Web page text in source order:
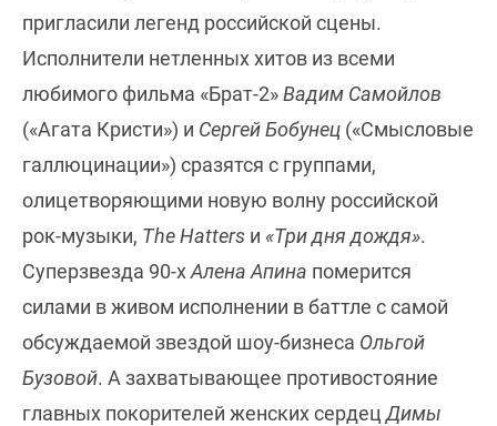
пригласили легенд российской сцены.
Исполнители нетленных хитов из всеми
любимого фильма «Брат-2»Вадим Самойлов
(«Агата Кристи») и Сергей Бобунец («Смысловые
галлюцинации») сразятся с группами,
олицетворяющими новую волну российской
рок-музыки, The Hatters и «Три дня дождя».
Суперзвезда 90-хАлена Апина померится
силами в живом исполнении в баттле с самой
обсуждаемой звездой шоу-бизнеса Ольгой
Бузовой. А захватывающее противостояние
главных покорителей женских сердец Димы